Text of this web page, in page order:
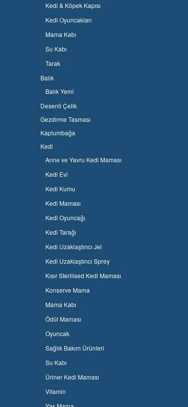
Kedi & Köpek Kapısı
Kedi Oyuncakları
Mama Kabı
Su Kabı
Tarak
Balık
Balık Yemi
Desenli Çelik
Gezdirme Tasması
Kaplumbağa
Kedi
Anne ve Yavru Kedi Maması
Kedi Evi
Kedi Kumu
Kedi Maması
Kedi Oyuncağı
Kedi Tarağı
Kedi Uzaklaştırıcı Jel
Kedi Uzaklaştırıcı Sprey
Kısır Sterilised Kedi Maması
Konserve Mama
Mama Kabı
Ödül Maması
Oyuncak
Sağlık Bakım Ürünleri
Su Kabı
Üriner Kedi Maması
Vitamin